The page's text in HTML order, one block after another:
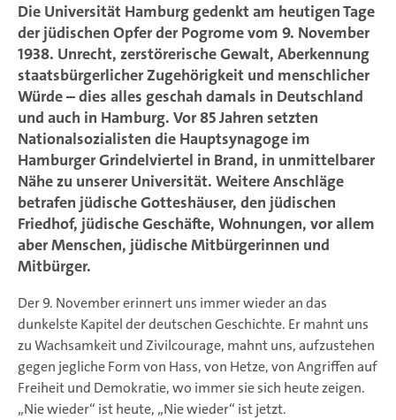
Die Universität Hamburg gedenkt am heutigen Tage
der jüdischen Opfer der Pogrome vom 9. November
1938. Unrecht, zerstörerische Gewalt, Aberkennung
staatsbürgerlicher Zugehörigkeit und menschlicher
Würde – dies alles geschah damals in Deutschland
und auch in Hamburg. Vor 85 Jahren setzten
Nationalsozialisten die Hauptsynagoge im
Hamburger Grindelviertel in Brand, in unmittelbarer
Nähe zu unserer Universität. Weitere Anschläge
betrafen jüdische Gotteshäuser, den jüdischen
Friedhof, jüdische Geschäfte, Wohnungen, vor allem
aber Menschen, jüdische Mitbürgerinnen und
Mitbürger.
Der 9. November erinnert uns immer wieder an das
dunkelste Kapitel der deutschen Geschichte. Er mahnt uns
zu Wachsamkeit und Zivilcourage, mahnt uns, aufzustehen
gegen jegliche Form von Hass, von Hetze, von Angriffen auf
Freiheit und Demokratie, wo immer sie sich heute zeigen.
„Nie wieder“ ist heute, „Nie wieder“ ist jetzt.